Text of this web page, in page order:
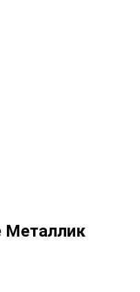
Металлик